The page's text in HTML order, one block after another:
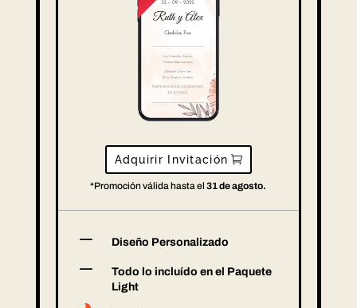
Adquirir Invitación
*Promoción válida hasta el31 de agosto.
K Diseño Personalizado
K
Todo lo incluído en el Paquete
Light